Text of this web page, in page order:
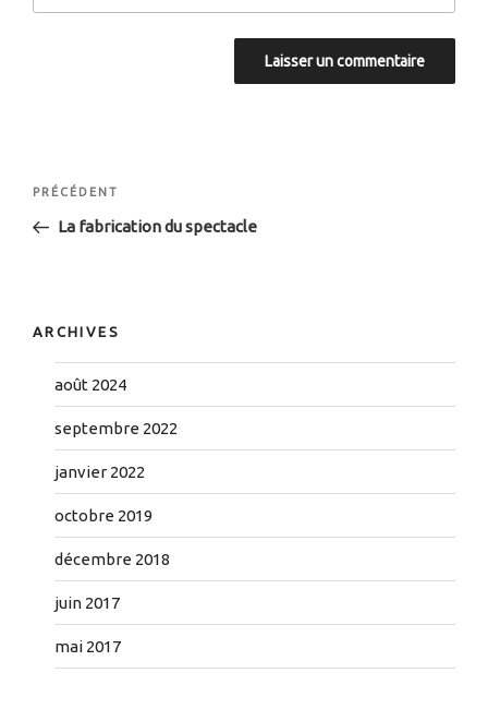
Navigation
l’article
Article
précédent
PRÉCÉDENT
La fabrication du spectacle
ARCHIVES
août 2024
septembre 2022
janvier 2022
octobre 2019
décembre 2018
juin 2017
mai 2017